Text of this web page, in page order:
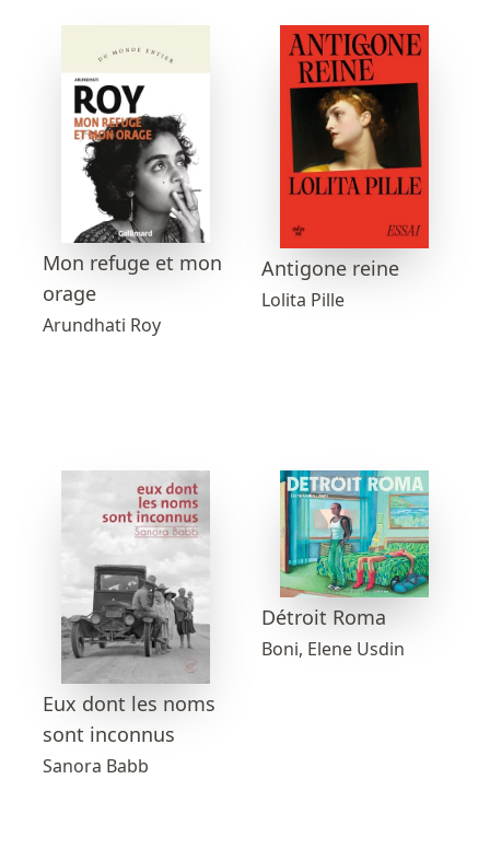
Mon refuge et mon
orage
Arundhati Roy
Antigone reine
Lolita Pille
Eux dont les noms
sont inconnus
Sanora Babb
Détroit Roma
Boni, Elene Usdin